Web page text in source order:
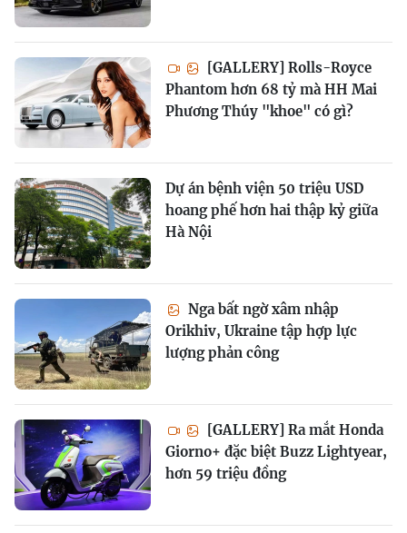
[GALLERY] Rolls-Royce
Phantom hơn 68 tỷ mà HH Mai
Phương Thúy "khoe" có gì?
Dự án bệnh viện 50 triệu USD
hoang phế hơn hai thập kỷ giữa
Hà Nội
Nga bất ngờ xâm nhập
Orikhiv, Ukraine tập hợp lực
lượng phản công
[GALLERY] Ra mắt Honda
Giorno+ đặc biệt Buzz Lightyear,
hơn 59 triệu đồng